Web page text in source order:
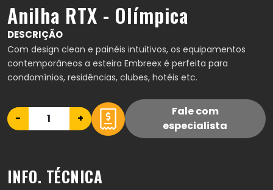
Anilha RTX - Olímpica
DESCRIÇÃO
Com design clean e painéis intuitivos, os equipamentos
contemporâneos a esteira Embreex é perfeita para
condomínios, residências, clubes, hotéis etc.
− +
Fale com
especialista
INFO. TÉCNICA